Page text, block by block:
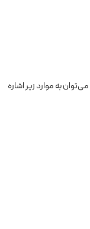
می‌توان به موارد زیر اشاره